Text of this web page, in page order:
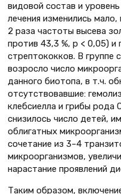
видовой состав и
лечения изменились
2 раза частоты высева
против 43,3 %, р < 0,05) и
стрептококков. В группе
возросло число
данного биотопа, в т.ч.
отсутствовавшие:
клебсиелла и грибы рода
снизилось число детей,
облигатных
сочетание из 3–4
микроорганизмов,
нарастание проявлений
Таким образом,